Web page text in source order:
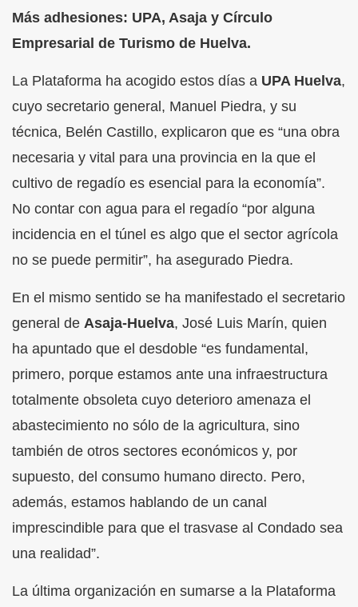
Más adhesiones: UPA, Asaja y Círculo
Empresarial de Turismo de Huelva.
La Plataforma ha acogido estos días a UPA Huelva,
cuyo secretario general, Manuel Piedra, y su
técnica, Belén Castillo, explicaron que es “una obra
necesaria y vital para una provincia en la que el
cultivo de regadío es esencial para la economía”.
No contar con agua para el regadío “por alguna
incidencia en el túnel es algo que el sector agrícola
no se puede permitir”, ha asegurado Piedra.
En el mismo sentido se ha manifestado el secretario
general de Asaja-Huelva, José Luis Marín, quien
ha apuntado que el desdoble “es fundamental,
primero, porque estamos ante una infraestructura
totalmente obsoleta cuyo deterioro amenaza el
abastecimiento no sólo de la agricultura, sino
también de otros sectores económicos y, por
supuesto, del consumo humano directo. Pero,
además, estamos hablando de un canal
imprescindible para que el trasvase al Condado sea
una realidad”.
La última organización en sumarse a la Plataforma